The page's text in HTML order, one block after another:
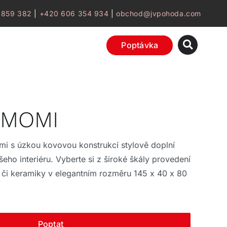
382 +420 606 354 934 |obchod@jvpohoda.com
Poptávka
s úzkou kovovou konstrukcí stylově doplní
interiéru. Vyberte si z široké škály provedení
keramiky v elegantním rozměru 145 x 40 x 80
Poptat